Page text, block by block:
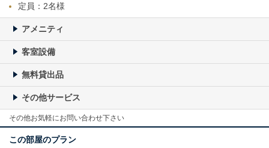
定員：2名様
アメニティ
客室設備
無料貸出品
その他サービス
その他お気軽にお問い合わせ下さい
この部屋のプラン